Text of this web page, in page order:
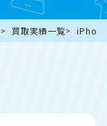
買取実績一覧